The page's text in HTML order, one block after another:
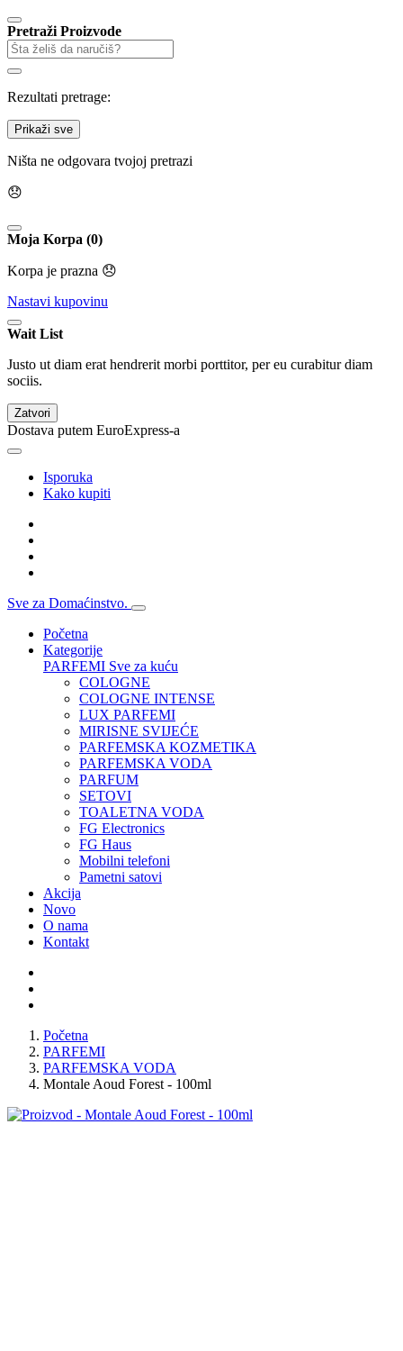
Pretraži Proizvode
Rezultati pretrage:
Prikaži sve
Ništa ne odgovara tvojoj pretrazi
😞
Moja Korpa (0)
Korpa je prazna 😞
Nastavi kupovinu
Wait List
Justo ut diam erat hendrerit morbi porttitor, per eu curabitur diam
sociis.
Zatvori
Dostava putem EuroExpress-a
Isporuka
Kako kupiti
Sve za Domaćinstvo.
Početna
Kategorije
PARFEMI Sve za kuću
COLOGNE
COLOGNE INTENSE
LUX PARFEMI
MIRISNE SVIJEĆE
PARFEMSKA KOZMETIKA
PARFEMSKA VODA
PARFUM
SETOVI
TOALETNA VODA
FG Electronics
FG Haus
Mobilni telefoni
Pametni satovi
Akcija
Novo
O nama
Kontakt
Početna
PARFEMI
PARFEMSKA VODA
Montale Aoud Forest - 100ml